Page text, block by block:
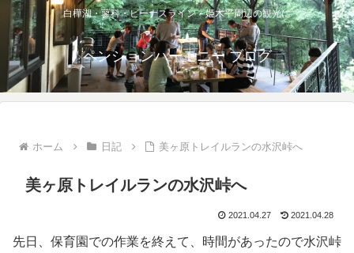
白樺湖・蓼科・ビーナスライン・姫木平周辺の観光に
ペンションハーモニー ブログ
ホーム 日記 美ヶ原トレイルランの水沢峠へ
美ヶ原トレイルランの水沢峠へ
2021.04.27 2021.04.28
先日、保育園での作業を終えて、時間があったので水沢峠